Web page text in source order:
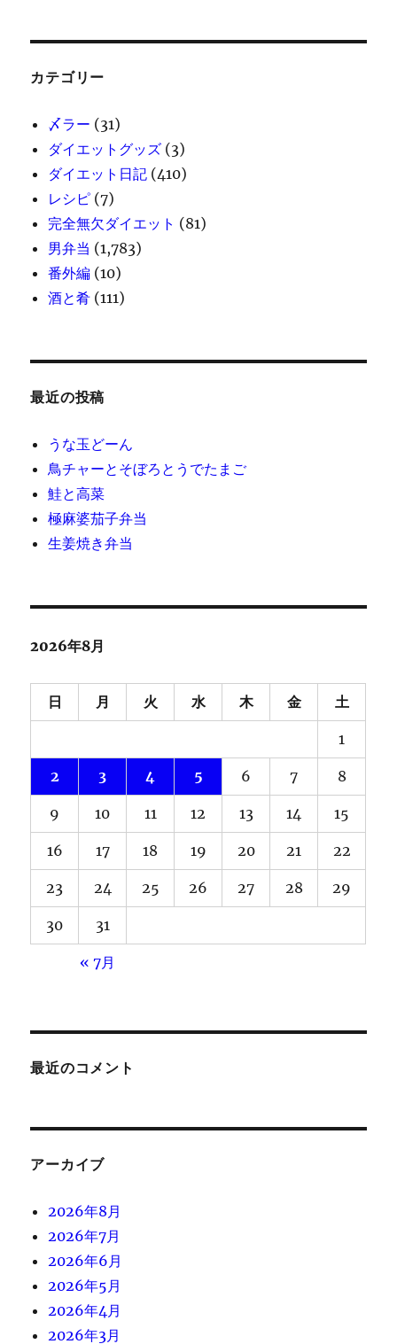
カテゴリー
〆ラー (31)
ダイエットグッズ (3)
ダイエット日記 (410)
レシピ (7)
完全無欠ダイエット (81)
男弁当 (1,783)
番外編 (10)
酒と肴 (111)
最近の投稿
うな玉どーん
鳥チャーとそぼろとうでたまご
鮭と高菜
極麻婆茄子弁当
生姜焼き弁当
2026年8月
日 月 火 水 木 金 土
1
2 3 4 5 6 7 8
9 10 11 12 13 14 15
16 17 18 19 20 21 22
23 24 25 26 27 28 29
30 31
« 7月
最近のコメント
アーカイブ
2026年8月
2026年7月
2026年6月
2026年5月
2026年4月
2026年3月